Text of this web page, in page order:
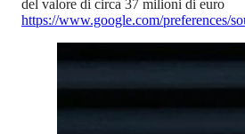
del valore di circa 37 milioni di euro
https://www.google.com/preferences/